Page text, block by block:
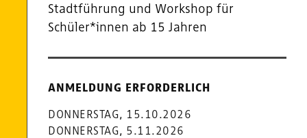
Stadtführung und Workshop für
Schüler*innen ab 15 Jahren
Termine
und
ANMELDUNG ERFORDERLICH
DONNERSTAG, 15.10.2026
DONNERSTAG, 5.11.2026